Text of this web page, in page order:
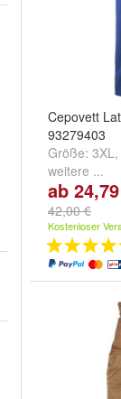
Cepovett
93279403
Größe: 3XL,
weitere ...
ab
42,00 €
Kostenloser